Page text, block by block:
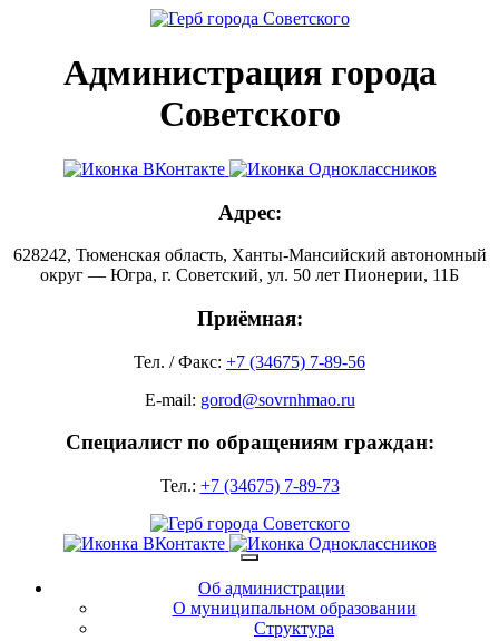
Администрация города
Советского
Адрес:
628242, Тюменская область, Ханты-Мансийский автономный
округ — Югра, г. Советский, ул. 50 лет Пионерии, 11Б
Приёмная:
Тел. / Факс: +7 (34675) 7-89-56
E-mail: gorod@sovrnhmao.ru
Специалист по обращениям граждан:
Тел.: +7 (34675) 7-89-73
Об администрации
О муниципальном образовании
Структура